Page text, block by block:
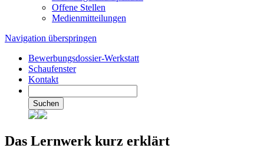
Offene Stellen
Medienmitteilungen
Navigation überspringen
Bewerbungsdossier-Werkstatt
Schaufenster
Kontakt
Suchen
Das Lernwerk kurz erklärt